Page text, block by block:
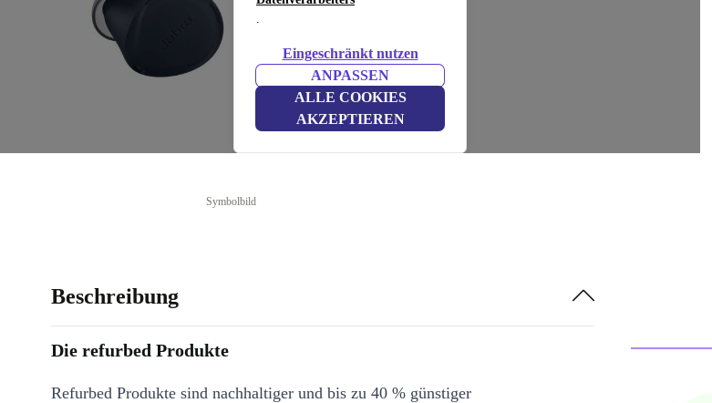
.
Eingeschränkt nutzen
ANPASSEN
ALLE COOKIES
AKZEPTIEREN
Symbolbild
Beschreibung
Die refurbed Produkte
Refurbed Produkte sind nachhaltiger und bis zu 40 % günstiger